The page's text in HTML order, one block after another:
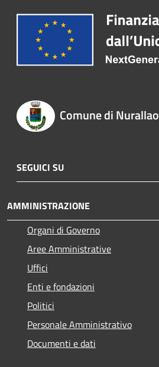
Comune di Nurallao
SEGUICI SU
AMMINISTRAZIONE
Organi di Governo
Aree Amministrative
Uffici
Enti e fondazioni
Politici
Personale Amministrativo
Documenti e dati